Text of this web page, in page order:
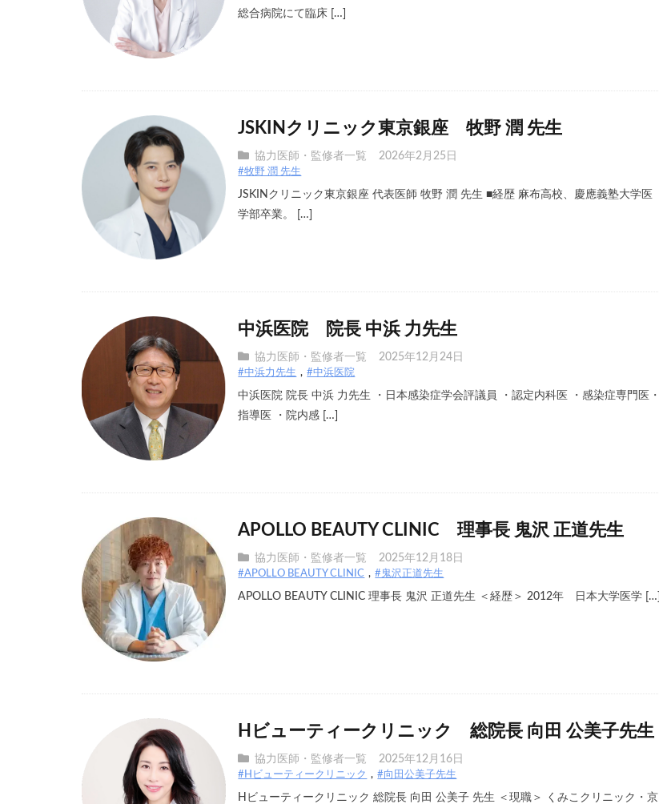
総合病院にて臨床 […]
JSKINクリニック東京銀座 牧野 潤 先生
協力医師・監修者一覧 2026年2月25日
#牧野 潤 先生
JSKINクリニック東京銀座 代表医師 牧野 潤 先生 ■経歴 麻布高校、慶應義塾大学医
学部卒業。 […]
中浜医院 院長 中浜 力先生
協力医師・監修者一覧 2025年12月24日
#中浜力先生 #中浜医院
中浜医院 院長 中浜 力先生 ・日本感染症学会評議員 ・認定内科医 ・感染症専門医・
指導医 ・院内感 […]
APOLLO BEAUTY CLINIC 理事長 鬼沢 正道先生
協力医師・監修者一覧 2025年12月18日
#APOLLO BEAUTY CLINIC #鬼沢正道先生
APOLLO BEAUTY CLINIC 理事長 鬼沢 正道先生 ＜経歴＞ 2012年 日本大学医学 […]
Hビューティークリニック 総院長 向田 公美子先生
協力医師・監修者一覧 2025年12月16日
#Hビューティークリニック #向田公美子先生
Hビューティークリニック 総院長 向田 公美子 先生 ＜現職＞ くみこクリニック・京